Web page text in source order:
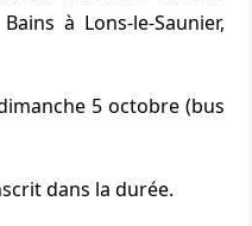
à Lons-le-Saunier,
5 octobre (bus
dans la durée.